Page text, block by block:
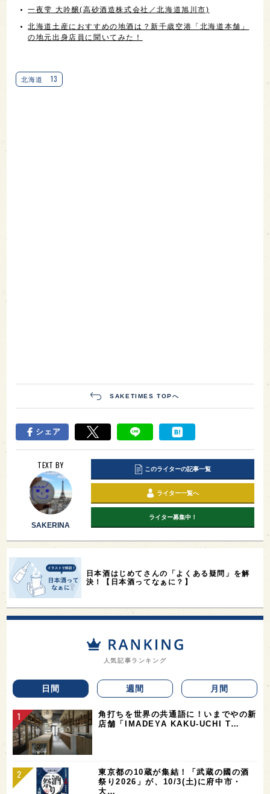
一夜雫 大吟醸(高砂酒造株式会社／北海道旭川市)
北海道土産におすすめの地酒は？新千歳空港「北海道本舗」
の地元出身店員に聞いてみた！
北海道 13
SAKETIMES TOPへ
シェア
TEXT BY
SAKERINA
このライターの記事一覧
ライター一覧へ
ライター募集中！
日本酒はじめてさんの「よくある疑問」を解
決！【日本酒ってなぁに？】
人気記事ランキング
日間 週間 月間
角打ちを世界の共通語に！いまでやの新
店舗「IMADEYA KAKU-UCHI T…
東京都の10蔵が集結！「武蔵の國の酒
祭り2026」が、10/3(土)に府中市・
大…